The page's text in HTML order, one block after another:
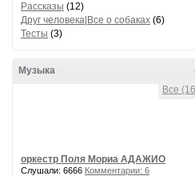
Рассказы (12)
Друг человека|Все о собаках (6)
Тесты (3)
Музыка
Все
оркестр Поля Мориа АДАЖИО
Слушали: 6666 Комментарии: 6